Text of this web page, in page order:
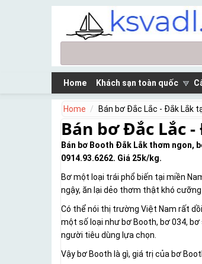
Skip to main content
Home Khách sạn toàn quốc
Home Bán bơ Đắc Lắc - Đắk Lắk
Bán bơ Đắc Lắc
Bán bơ Booth Đắk Lắk thơm ngon,
0914.93.6262. Giá 25k/kg.
Bơ một loại trái phổ biến tại miền
ngậy, ăn lại dẻo thơm thật khó cưỡng
Có thể nói thị trường Việt Nam rất
một số loại như bơ Booth, bơ 034,
người tiêu dùng lựa chọn.
Vậy bơ Booth là gì, giá trị của bơ